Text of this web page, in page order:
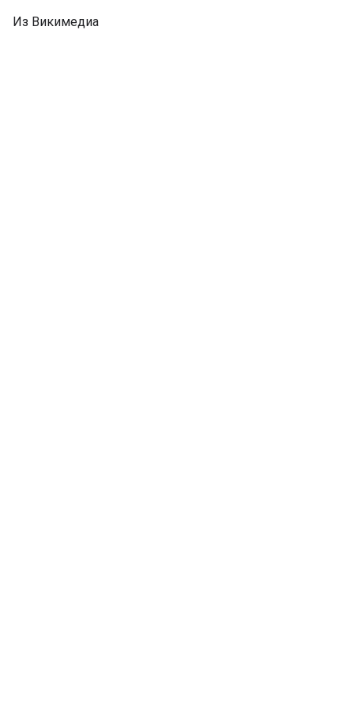
Из Викимедиа